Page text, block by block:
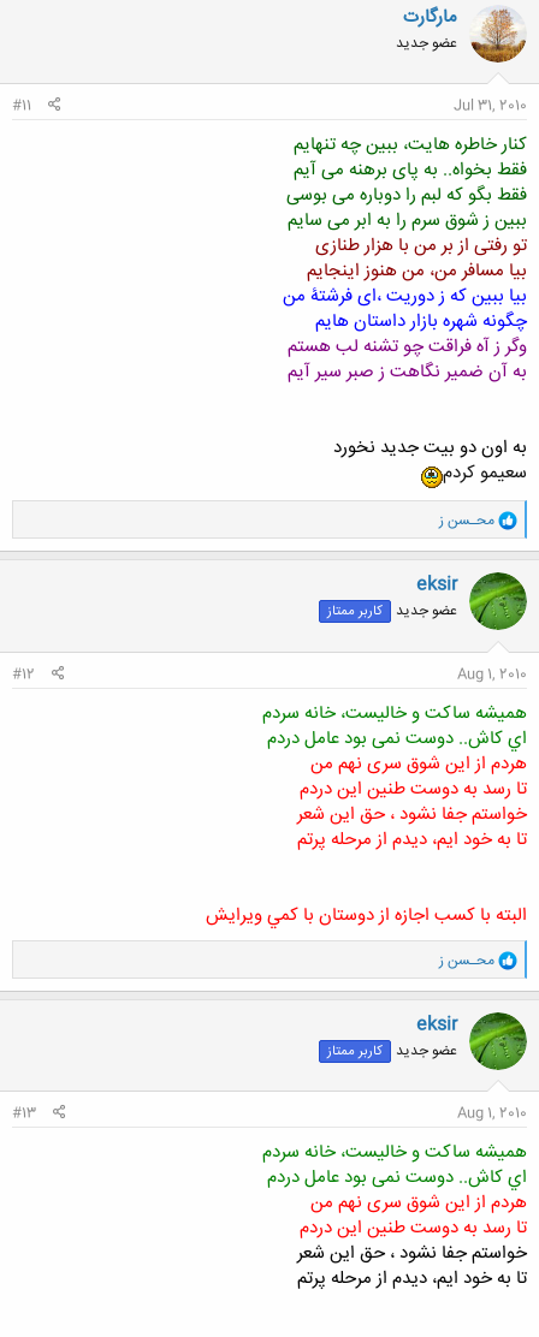
مارگارت
عضو جدید
Jul 31, 2010
#11
کنار خاطره هایت، ببین چه تنهایم
فقط بخواه.. به پای برهنه می آیم
فقط بگو که لبم را دوباره می بوسی
ببین ز شوق سرم را به ابر می سایم
تو رفتی از بر من با هزار طنازی
بیا مسافر من، من هنوز اینجایم
بیا ببین که ز دوریت ،ای فرشتۀ من
چگونه شهره بازار داستان هایم
وگر ز آه فراقت چو تشنه لب هستم
به آن ضمیر نگاهت ز صبر سیر آیم
به اون دو بیت جدید نخورد
سعیمو کردم
و
ا
ک
ن
ش
ه
ا
محـسن ز
eksir
عضو جدید کاربر ممتاز
Aug 1, 2010
#12
همیشه ساکت و خالیست، خانه سردم
اي کاش.. دوست نمی بود عامل دردم
هردم از این شوق سری نهم من
تا رسد به دوست طنین اين دردم
خواستم جفا نشود ، حق اين شعر
تا به خود ايم، ديدم از مرحله پرتم
البته با كسب اجازه از دوستان با كمي ويرايش
و
ا
ک
ن
ش
ه
ا
محـسن ز
eksir
عضو جدید کاربر ممتاز
Aug 1, 2010
#13
همیشه ساکت و خالیست، خانه سردم
اي کاش.. دوست نمی بود عامل دردم
هردم از این شوق سری نهم من
تا رسد به دوست طنین اين دردم
خواستم جفا نشود ، حق اين شعر
تا به خود ايم، ديدم از مرحله پرتم